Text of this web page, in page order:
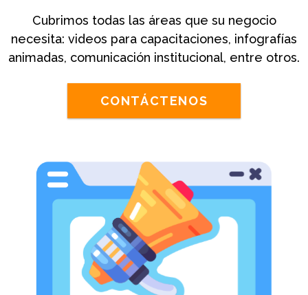
Cubrimos todas las áreas que su negocio
necesita: videos para capacitaciones, infografías
animadas, comunicación institucional, entre otros.
CONTÁCTENOS